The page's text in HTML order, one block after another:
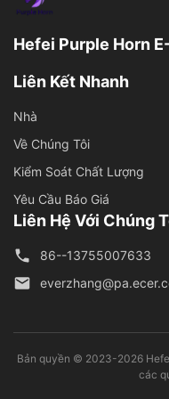
Hefei Purple Horn
Liên Kết Nhanh
Nhà
Về Chúng Tôi
Kiểm Soát Chất Lượng
Yêu Cầu Báo Giá
Liên Hệ Với Chúng
86--13755007633
Bản quyền © 2023-2026
các